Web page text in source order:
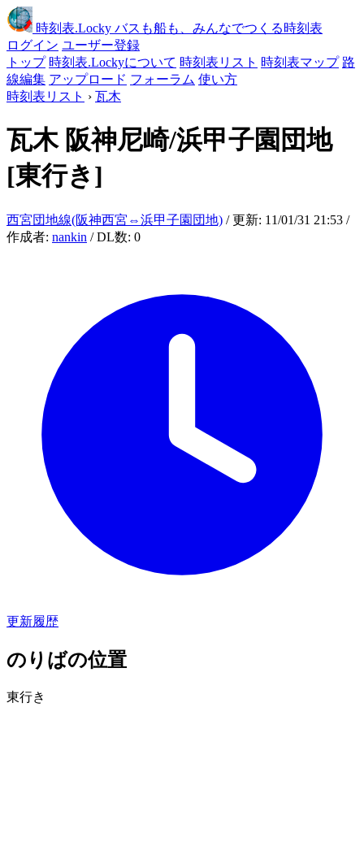
時刻表.Locky バスも船も、みんなでつくる時刻表
ログイン ユーザー登録
トップ 時刻表.Lockyについて 時刻表リスト 時刻表マップ 路
線編集 アップロード フォーラム 使い方
時刻表リスト › 瓦木
瓦木 阪神尼崎/浜甲子園団地
[東行き]
西宮団地線(阪神西宮⇔浜甲子園団地) / 更新: 11/01/31 21:53 /
作成者: nankin / DL数: 0
更新履歴
のりばの位置
東行き